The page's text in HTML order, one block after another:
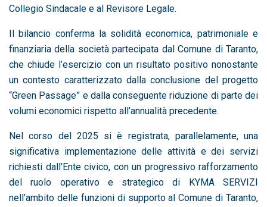
Collegio Sindacale e al Revisore Legale.
Il bilancio conferma la solidità economica, patrimoniale e
finanziaria della società partecipata dal Comune di Taranto,
che chiude l’esercizio con un risultato positivo nonostante
un contesto caratterizzato dalla conclusione del progetto
“Green Passage” e dalla conseguente riduzione di parte dei
volumi economici rispetto all’annualità precedente.
Nel corso del 2025 si è registrata, parallelamente, una
significativa implementazione delle attività e dei servizi
richiesti dall’Ente civico, con un progressivo rafforzamento
del ruolo operativo e strategico di KYMA SERVIZI
nell’ambito delle funzioni di supporto al Comune di Taranto,